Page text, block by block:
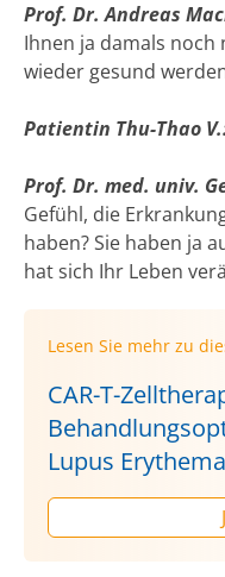
Prof. Dr. Andreas
Ihnen ja damals noch
wieder gesund
Patientin Thu-Thao
Prof. Dr. med. univ.
Gefühl, die
haben? Sie haben ja
hat sich Ihr Leben
Lesen Sie mehr zu
CAR-T-
Lupus